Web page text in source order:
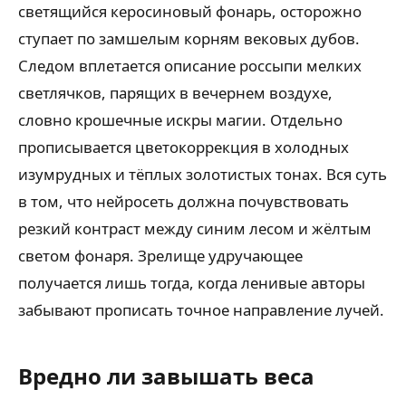
светящийся керосиновый фонарь, осторожно
ступает по замшелым корням вековых дубов.
Следом вплетается описание россыпи мелких
светлячков, парящих в вечернем воздухе,
словно крошечные искры магии. Отдельно
прописывается цветокоррекция в холодных
изумрудных и тёплых золотистых тонах. Вся суть
в том, что нейросеть должна почувствовать
резкий контраст между синим лесом и жёлтым
светом фонаря. Зрелище удручающее
получается лишь тогда, когда ленивые авторы
забывают прописать точное направление лучей.
Вредно ли завышать веса